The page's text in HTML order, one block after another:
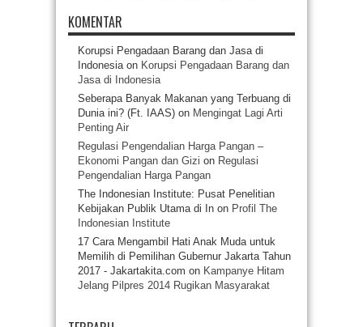
KOMENTAR
Korupsi Pengadaan Barang dan Jasa di
Indonesia on Korupsi Pengadaan Barang dan
Jasa di Indonesia
Seberapa Banyak Makanan yang Terbuang di
Dunia ini? (Ft. IAAS) on Mengingat Lagi Arti
Penting Air
Regulasi Pengendalian Harga Pangan –
Ekonomi Pangan dan Gizi on Regulasi
Pengendalian Harga Pangan
The Indonesian Institute: Pusat Penelitian
Kebijakan Publik Utama di In on Profil The
Indonesian Institute
17 Cara Mengambil Hati Anak Muda untuk
Memilih di Pemilihan Gubernur Jakarta Tahun
2017 - Jakartakita.com on Kampanye Hitam
Jelang Pilpres 2014 Rugikan Masyarakat